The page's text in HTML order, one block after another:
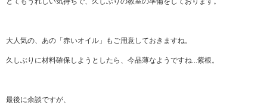
大人気の、あの「赤いオイル」もご用意しておきますね。
久しぶりに材料確保しようとしたら、今品薄なようですね…紫根。
最後に余談ですが、